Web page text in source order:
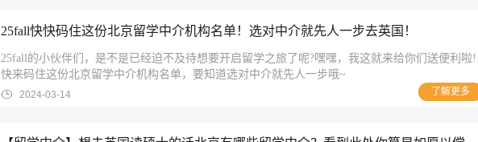
25fall快快码住这份北京留学中介机构名单！选对中介就先人一步去英国！
25fall的小伙伴们，是不是已经迫不及待想要开启留学之旅了呢?嘿嘿，我这就来给你们送便利啦!
快来码住这份北京留学中介机构名单，要知道选对中介就先人一步哦~
2024-03-14 了解更多